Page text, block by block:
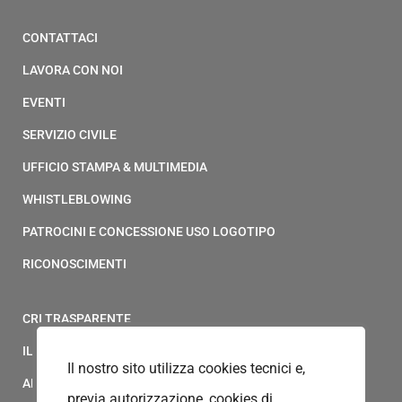
CONTATTACI
LAVORA CON NOI
EVENTI
SERVIZIO CIVILE
UFFICIO STAMPA & MULTIMEDIA
WHISTLEBLOWING
PATROCINI E CONCESSIONE USO LOGOTIPO
RICONOSCIMENTI
CRI TRASPARENTE
IL MODELLO 231 DELLA CROCE ROSSA ITALIANA
ALBO FORNITORI
Il nostro sito utilizza cookies tecnici e,